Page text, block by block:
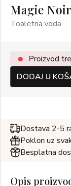
Magie
Toaletna voda
Proizvod
DODAJ U
Dostava 2-5
Poklon uz
Besplatna
Opis